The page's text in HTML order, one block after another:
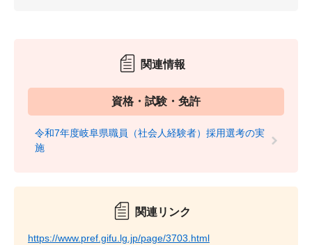
関連情報
資格・試験・免許
令和7年度岐阜県職員（社会人経験者）採用選考の実
施
関連リンク
https://www.pref.gifu.lg.jp/page/3703.html